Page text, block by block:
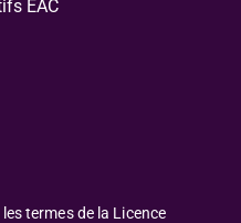
EAC
termes de la Licence